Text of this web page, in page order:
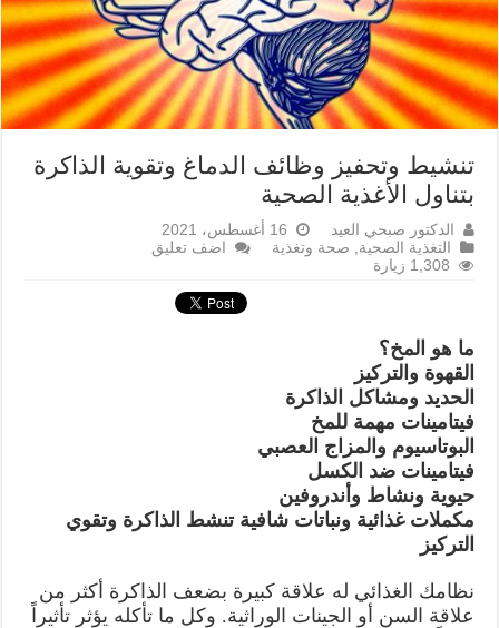
تنشيط وتحفيز وظائف الدماغ وتقوية الذاكرة
بتناول الأغذية الصحية
الدكتور صبحي العيد
16 أغسطس، 2021
التغذية الصحية, صحة وتغذية
اضف تعليق
1,308 زيارة
ما هو المخ؟
القهوة والتركيز
الحديد ومشاكل الذاكرة
فيتامينات مهمة للمخ
البوتاسيوم والمزاج العصبي
فيتامينات ضد الكسل
حيوية ونشاط وأندروفين
مكملات غذائية ونباتات شافية تنشط الذاكرة وتقوي
التركيز
نظامك الغذائي له علاقة كبيرة بضعف الذاكرة أكثر من
علاقة السن أو الجينات الوراثية. وكل ما تأكله يؤثر تأثيراً